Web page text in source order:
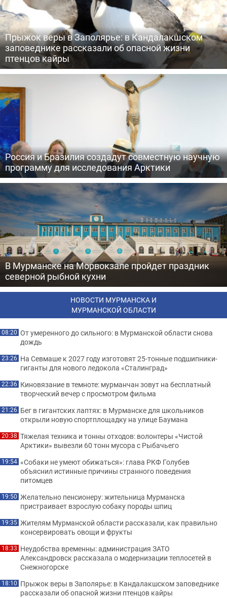
Прыжок веры в Заполярье: в Кандалакшском
заповеднике рассказали об опасной жизни
птенцов кайры
Россия и Бразилия создадут совместную научную
программу для исследования Арктики
В Мурманске на Морвокзале пройдет праздник
северной рыбной кухни
НОВОСТИ МУРМАНСКА И
МУРМАНСКОЙ ОБЛАСТИ
08:20 От умеренного до сильного: в Мурманской области снова
дождь
23:26 На Севмаше к 2027 году изготовят 25-тонные подшипники-
гиганты для нового ледокола «Сталинград»
22:36 Киновязание в темноте: мурманчан зовут на бесплатный
творческий вечер с просмотром фильма
21:26 Бег в гигантских лаптях: в Мурманске для школьников
открыли новую спортплощадку на улице Баумана
20:38 Тяжелая техника и тонны отходов: волонтеры «Чистой
Арктики» вывезли 60 тонн мусора с Рыбачьего
19:54 «Собаки не умеют обижаться»: глава РКФ Голубев
объяснил истинные причины странного поведения
питомцев
19:50 Желательно пенсионеру: жительница Мурманска
пристраивает взрослую собаку породы шпиц
19:35 Жителям Мурманской области рассказали, как правильно
консервировать овощи и фрукты
18:33 Неудобства временны: администрация ЗАТО
Александровск рассказала о модернизации теплосетей в
Снежногорске
18:10 Прыжок веры в Заполярье: в Кандалакшском заповеднике
рассказали об опасной жизни птенцов кайры